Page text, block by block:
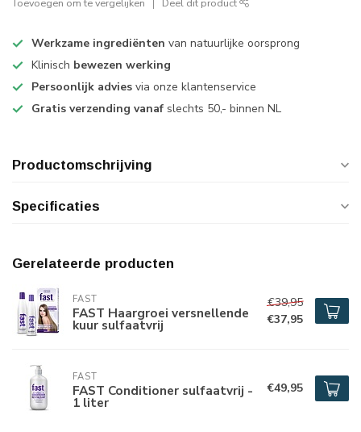
Toevoegen om te vergelijken Deel dit product
Werkzame ingrediënten van natuurlijke oorsprong
Klinisch bewezen werking
Persoonlijk advies via onze klantenservice
Gratis verzending vanaf slechts 50,- binnen NL
Productomschrijving
Specificaties
Gerelateerde producten
FAST
FAST Haargroei versnellende
kuur sulfaatvrij
€39,95
€37,95
FAST
FAST Conditioner sulfaatvrij -
1 liter
€49,95